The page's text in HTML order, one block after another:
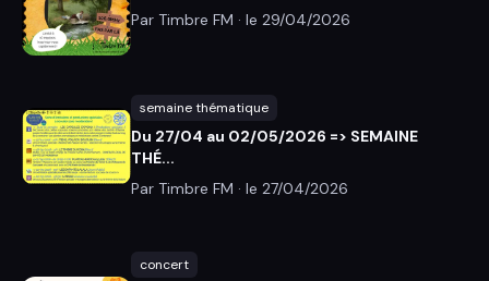
Par Timbre FM · le 29/04/2026
semaine thématique
Du 27/04 au 02/05/2026 => SEMAINE
THÉ...
Par Timbre FM · le 27/04/2026
concert